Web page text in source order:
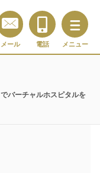
メール 電話 メニュー
バーチャルホスピタルを